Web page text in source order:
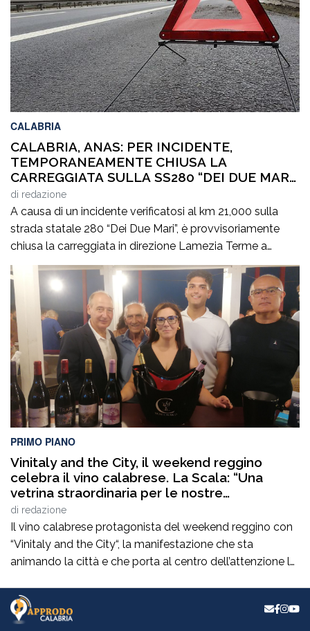
CALABRIA
CALABRIA, ANAS: PER INCIDENTE,
TEMPORANEAMENTE CHIUSA LA
CARREGGIATA SULLA SS280 “DEI DUE MARI”,
IN DIREZIONE LAMEZIA TERME
di redazione
A causa di un incidente verificatosi al km 21,000 sulla
strada statale 280 “Dei Due Mari”, è provvisoriamente
chiusa la carreggiata in direzione Lamezia Terme a
Marcellinara (CZ). Il sinistro, le cui cause sono in corso di
accertamento, ha coinvolto un mezzo pesante e un
veicolo leggero provocando il ferimento di cinque
persone. Il traffico […]
PRIMO PIANO
Vinitaly and the City, il weekend reggino
celebra il vino calabrese. La Scala: “Una
vetrina straordinaria per le nostre
eccellenze”
di redazione
Il vino calabrese protagonista del weekend reggino con
“Vinitaly and the City“, la manifestazione che sta
animando la città e che porta al centro dell’attenzione le
che incrocia promozione, cultura, turismo e
valorizzazione delle produzioni locali e che raccoglie il